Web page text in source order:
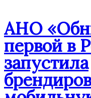
АНО
первой в
запустила